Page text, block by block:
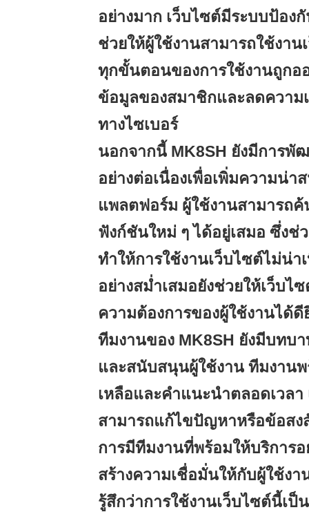
อย่างมาก เว็บไซต์มีระบบป้อ
ช่วยให้ผู้ใช้งานสามารถใช้งาน
ทุกขั้นตอนของการใช้งานถูกอ
ข้อมูลของสมาชิกและลดความ
ทางไซเบอร์
นอกจากนี้ MK8SH ยังมีการพั
อย่างต่อเนื่องเพื่อเพิ่มความน่า
แพลตฟอร์ม ผู้ใช้งานสามารถ
ฟังก์ชันใหม่ ๆ ได้อยู่เสมอ ซึ่งช่
ทำให้การใช้งานเว็บไซต์ไม่น่า
อย่างสม่ำเสมอยังช่วยให้เว็บไ
ความต้องการของผู้ใช้งานได้ดี
ทีมงานของ MK8SH ยังมีบทบ
และสนับสนุนผู้ใช้งาน ทีมงาน
เหลือและคำแนะนำตลอดเวลา
สามารถแก้ไขปัญหาหรือข้อสง
การมีทีมงานที่พร้อมให้บริการ
สร้างความเชื่อมั่นให้กับผู้ใช้งา
รู้สึกว่าการใช้งานเว็บไซต์นี้เ